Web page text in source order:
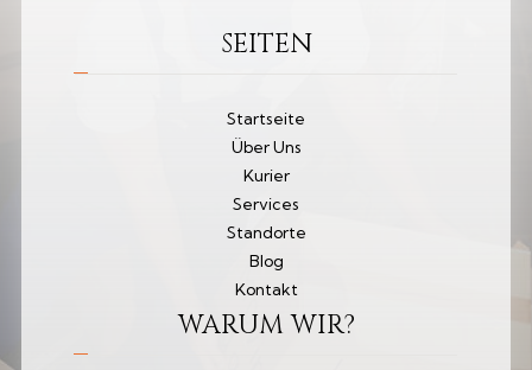
SEITEN
Startseite
Über Uns
Kurier
Services
Standorte
Blog
Kontakt
WARUM WIR?